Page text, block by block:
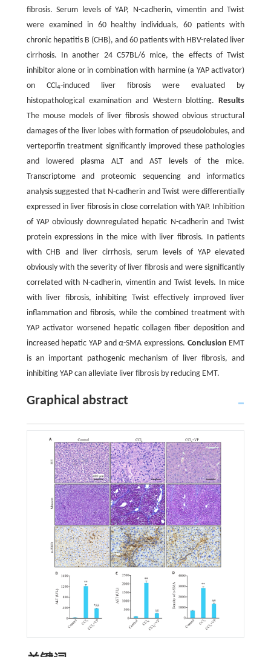
fibrosis. Serum levels of YAP, N-cadherin, vimentin and Twist
were examined in 60 healthy individuals, 60 patients with
chronic hepatitis B (CHB), and 60 patients with HBV-related liver
cirrhosis. In another 24 C57BL/6 mice, the effects of Twist
inhibitor alone or in combination with harmine (a YAP activator)
on CCl 4-induced liver fibrosis were evaluated by
histopathological examination and Western blotting.Results
The mouse models of liver fibrosis showed obvious structural
damages of the liver lobes with formation of pseudolobules, and
verteporfin treatment significantly improved these pathologies
and lowered plasma ALT and AST levels of the mice.
Transcriptome and proteomic sequencing and informatics
analysis suggested that N-cadherin and Twist were differentially
expressed in liver fibrosis in close correlation with YAP. Inhibition
of YAP obviously downregulated hepatic N-cadherin and Twist
protein expressions in the mice with liver fibrosis. In patients
with CHB and liver cirrhosis, serum levels of YAP elevated
obviously with the severity of liver fibrosis and were significantly
correlated with N-cadherin, vimentin and Twist levels. In mice
with liver fibrosis, inhibiting Twist effectively improved liver
inflammation and fibrosis, while the combined treatment with
YAP activator worsened hepatic collagen fiber deposition and
increased hepatic YAP and α-SMA expressions. Conclusion EMT
is an important pathogenic mechanism of liver fibrosis, and
inhibiting YAP can alleviate liver fibrosis by reducing EMT.
Graphical abstract